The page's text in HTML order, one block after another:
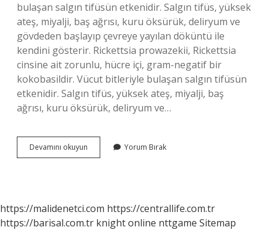
bulaşan salgın tifüsün etkenidir. Salgın tifüs, yüksek
ateş, miyalji, baş ağrısı, kuru öksürük, deliryum ve
gövdeden başlayıp çevreye yayılan döküntü ile
kendini gösterir. Rickettsia prowazekii, Rickettsia
cinsine ait zorunlu, hücre içi, gram-negatif bir
kokobasildir. Vücut bitleriyle bulaşan salgın tifüsün
etkenidir. Salgın tifüs, yüksek ateş, miyalji, baş
ağrısı, kuru öksürük, deliryum ve…
Devamını okuyun Rickettsia
Typhi
Yorum Bırak
https://malidenetci.com https://centrallife.com.tr
https://barisal.com.tr knight online nttgame Sitemap